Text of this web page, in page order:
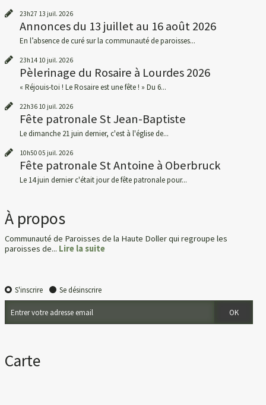
23h27 13 juil. 2026
Annonces du 13 juillet au 16 août 2026
En l’absence de curé sur la communauté de paroisses...
23h14 10 juil. 2026
Pèlerinage du Rosaire à Lourdes 2026
« Réjouis-toi ! Le Rosaire est une fête ! » Du 6...
22h36 10 juil. 2026
Fête patronale St Jean-Baptiste
Le dimanche 21 juin dernier, c'est à l'église de...
10h50 05 juil. 2026
Fête patronale St Antoine à Oberbruck
Le 14 juin dernier c'était jour de fête patronale pour...
À propos
Communauté de Paroisses de la Haute Doller qui regroupe les
paroisses de... Lire la suite
S'inscrire Se désinscrire
Carte